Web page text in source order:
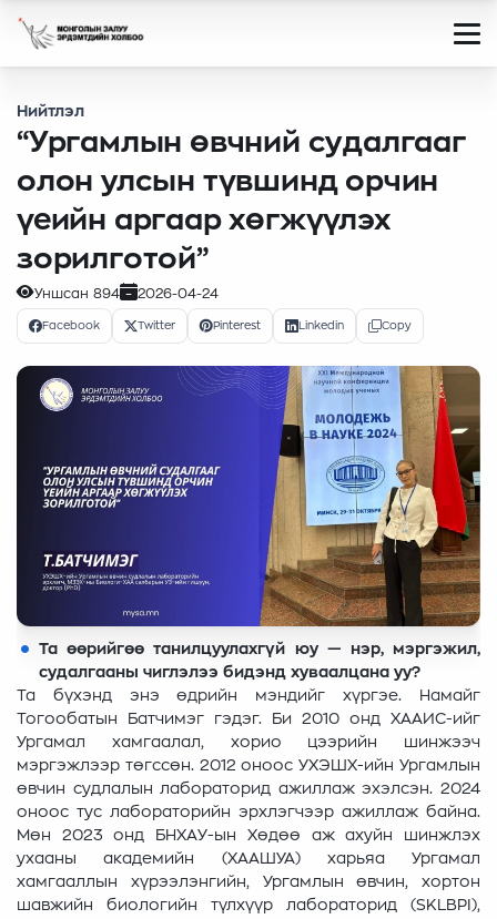
Нийтлэл
“Ургамлын өвчний судалгааг
олон улсын түвшинд орчин
үеийн аргаар хөгжүүлэх
зорилготой”
Уншсан 894 2026-04-24
Facebook Twitter Pinterest Linkedin Copy
Та өөрийгөө танилцуулахгүй юу — нэр, мэргэжил,
судалгааны чиглэлээ бидэнд хуваалцана уу?
Та бүхэнд энэ өдрийн мэндийг хүргэе. Намайг
Тогообатын Батчимэг гэдэг. Би 2010 онд ХААИС-ийг
Ургамал хамгаалал, хорио цээрийн шинжээч
мэргэжлээр төгссөн. 2012 оноос УХЭШХ-ийн Ургамлын
өвчин судлалын лабораторид ажиллаж эхэлсэн. 2024
оноос тус лабораторийн эрхлэгчээр ажиллаж байна.
Мөн 2023 онд БНХАУ-ын Хөдөө аж ахуйн шинжлэх
ухааны академийн (ХААШУА) харьяа Ургамал
хамгааллын хүрээлэнгийн, Ургамлын өвчин, хортон
шавжийн биологийн түлхүүр лабораторид (SKLBPI),